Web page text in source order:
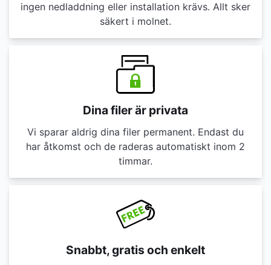
ingen nedladdning eller installation krävs. Allt sker
säkert i molnet.
Dina filer är privata
Vi sparar aldrig dina filer permanent. Endast du
har åtkomst och de raderas automatiskt inom 2
timmar.
Snabbt, gratis och enkelt